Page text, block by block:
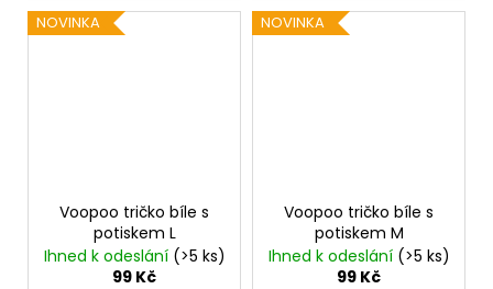
NOVINKA
Voopoo tričko bíle s
potiskem L
Ihned k odeslání (>5 ks)
99 Kč
NOVINKA
Voopoo tričko bíle s
potiskem M
Ihned k odeslání (>5 ks)
99 Kč